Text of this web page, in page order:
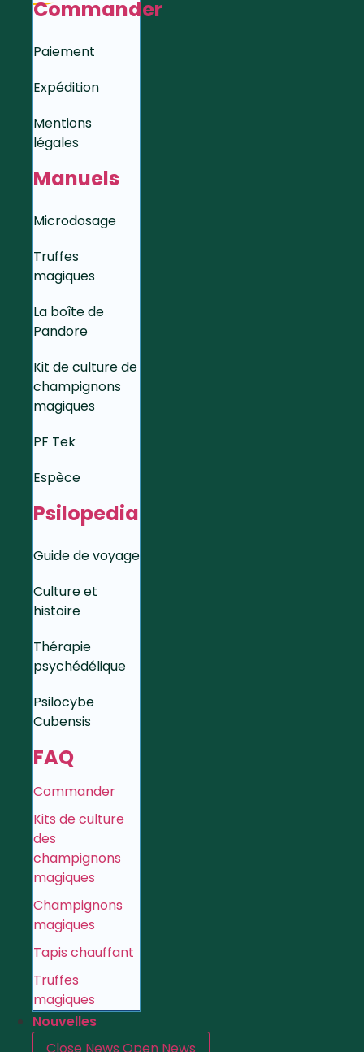
Commander
Paiement
Expédition
Mentions
légales
Manuels
Microdosage
Truffes
magiques
La boîte de
Pandore
Kit de culture de
champignons
magiques
PF Tek
Espèce
Psilopedia
Guide de voyage
Culture et
histoire
Thérapie
psychédélique
Psilocybe
Cubensis
FAQ
Commander
Kits de culture
des
champignons
magiques
Champignons
magiques
Tapis chauffant
Truffes
magiques
Nouvelles